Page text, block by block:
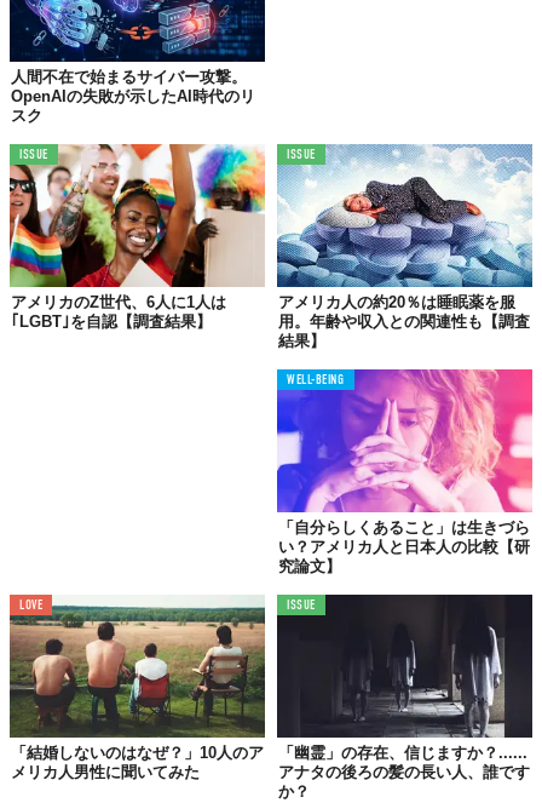
領域”。私みたいにキニナル有権者たちの票が、彼女に流れていた
としても不思議じゃありませんよね。惜しくも、その中身が公開
されることはなかったけれど、前々から噂されていた「アメリカ
政府と宇宙人との繋がり」は、この発言によって認められたよう
にも思えます。
ヒラリーは過去にも、「すでに宇宙人が地球にやって来ていたと
しても驚くべき話ではない」と、なんらかのコンタクト、ないし
は存在の確認をほのめかすような発言もしています。
おまけに、アメリカの歴代大統領の就任式では「何かが起きる」
と言われているとかで、オバマ元大統領の就任式に続き、トラン
プ大統領の式典でもUFOが確認されたと動画や画像が出回り、拡
もはや「政府と宇宙人は関係を持っている」というのは、周知の
レベル。アメリカでは常日頃から、その先の考察トークが繰り広
OpenMinds.tv,@hillaryrodhamclinton1947
TABI LABO
この世界は、もっと広いはずだ。
人間不在で始まるサイバー攻撃。
OpenAIの失敗が示したAI時代のリ
スク
ISSUE
アメリカのZ世代、6人に1人は
｢LGBT｣を自認【調査結果】
ISSUE
アメリカ人の約20％は睡眠薬を服
用。年齢や収入との関連性も【調査
結果】
WELL-BEING
「自分らしくあること」は生きづら
い？アメリカ人と日本人の比較【研
究論文】
LOVE
「結婚しないのはなぜ？」10人のア
メリカ人男性に聞いてみた
ISSUE
「幽霊」の存在、信じますか？......
アナタの後ろの髪の長い人、誰です
か？